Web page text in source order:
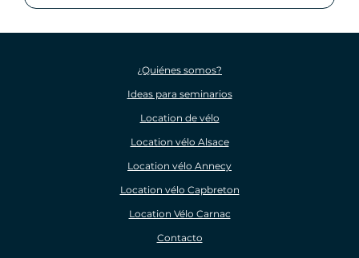
¿Quiénes somos?
Ideas para seminarios
Location de vélo
Location vélo Alsace
Location vélo Annecy
Location vélo Capbreton
Location Vélo Carnac
Contacto